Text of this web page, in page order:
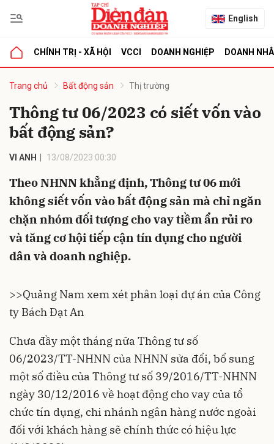
English
CHÍNH TRỊ - XÃ HỘI VCCI DOANH NGHIỆP DOANH
Trang chủ Bất động sản Thị trường
Thông tư 06/2023 có siết vốn vào
bất động sản?
VI ANH 13/08/2023 00:30
Theo NHNN khẳng định, Thông tư 06 mới
không siết vốn vào bất động sản mà chỉ ngăn
chặn nhóm đối tượng cho vay tiềm ẩn rủi ro
và tăng cơ hội tiếp cận tín dụng cho người
dân và doanh nghiệp.
>>Quảng Nam xem xét phân loại dự án của Công
ty Bách Đạt An
Chưa đầy một tháng nữa Thông tư số
06/2023/TT-NHNN của NHNN sửa đổi, bổ sung
một số điều của Thông tư số 39/2016/TT-NHNN
ngày 30/12/2016 về hoạt động cho vay của tổ
chức tín dụng, chi nhánh ngân hàng nước ngoài
đối với khách hàng sẽ chính thức có hiệu lực
luận
Hủy